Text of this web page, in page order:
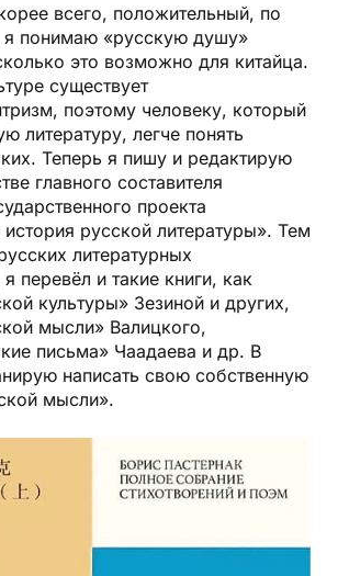
всего, положительный, по
я понимаю «русскую душу»
это возможно для китайца.
существует
поэтому человеку, который
литературу, легче понять
Теперь я пишу и редактирую
главного составителя
проекта
русской литературы». Тем
литературных
перевёл и такие книги, как
культуры» Зезиной и других,
мысли» Валицкого,
письма» Чаадаева и др. В
написать свою собственную
мысли».